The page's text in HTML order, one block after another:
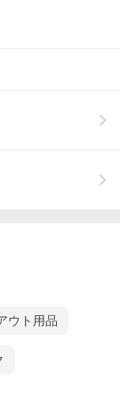
ウト用品